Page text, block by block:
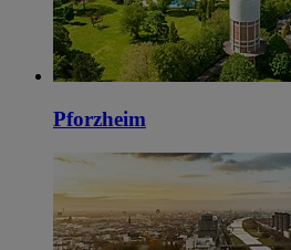
Pforzheim